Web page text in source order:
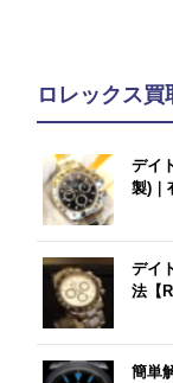
ロレックス
デイ
製)｜
デイ
法【
簡単